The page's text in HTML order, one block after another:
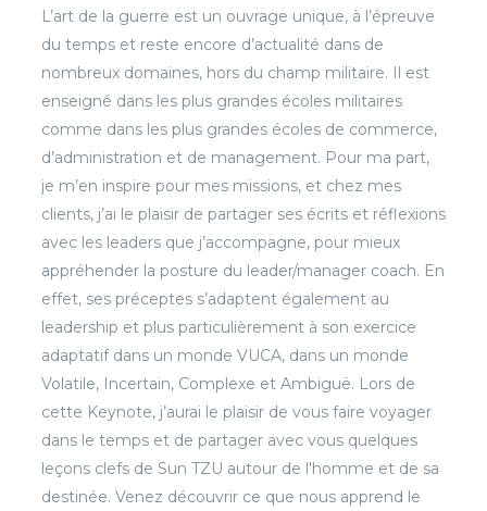
L’art de la guerre est un ouvrage unique, à l’épreuve
du temps et reste encore d’actualité dans de
nombreux domaines, hors du champ militaire. Il est
enseigné dans les plus grandes écoles militaires
comme dans les plus grandes écoles de commerce,
d’administration et de management. Pour ma part,
je m’en inspire pour mes missions, et chez mes
clients, j’ai le plaisir de partager ses écrits et réflexions
avec les leaders que j’accompagne, pour mieux
appréhender la posture du leader/manager coach. En
effet, ses préceptes s’adaptent également au
leadership et plus particulièrement à son exercice
adaptatif dans un monde VUCA, dans un monde
Volatile, Incertain, Complexe et Ambiguë. Lors de
cette Keynote, j’aurai le plaisir de vous faire voyager
dans le temps et de partager avec vous quelques
leçons clefs de Sun TZU autour de l'homme et de sa
destinée. Venez découvrir ce que nous apprend le